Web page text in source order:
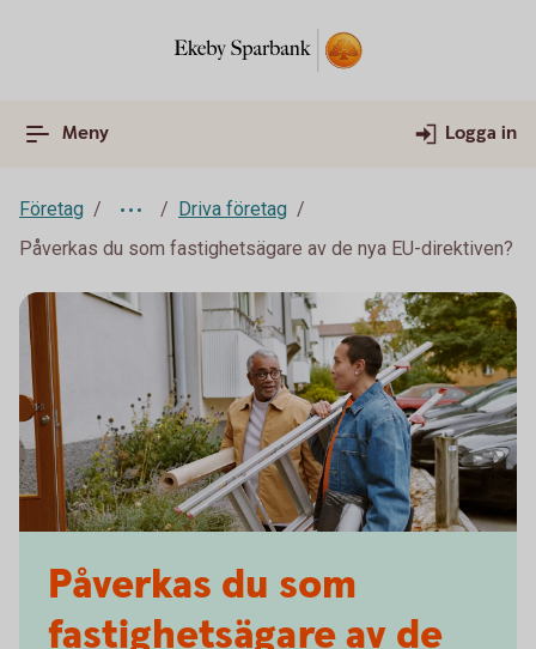
Meny Logga in
Företag
Driva företag
Påverkas du som fastighetsägare av de nya EU-direktiven?
Påverkas du som
fastighetsägare av de